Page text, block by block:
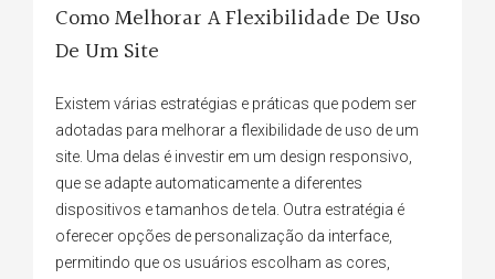
Como Melhorar A Flexibilidade De Uso
De Um Site
Existem várias estratégias e práticas que podem ser
adotadas para melhorar a flexibilidade de uso de um
site. Uma delas é investir em um design responsivo,
que se adapte automaticamente a diferentes
dispositivos e tamanhos de tela. Outra estratégia é
oferecer opções de personalização da interface,
permitindo que os usuários escolham as cores,